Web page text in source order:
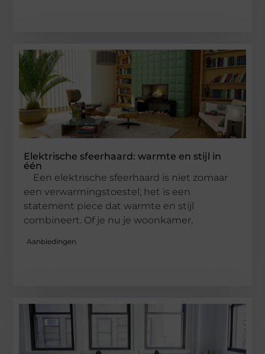
Elektrische sfeerhaard: warmte en stijl in
één
Een elektrische sfeerhaard is niet zomaar
een verwarmingstoestel; het is een
statement piece dat warmte en stijl
combineert. Of je nu je woonkamer,
Aanbiedingen